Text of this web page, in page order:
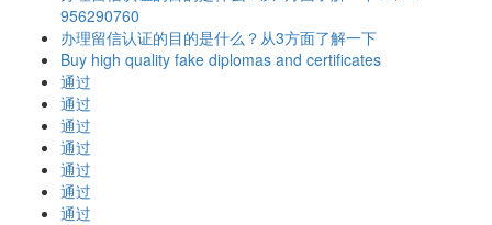
956290760
办理留信认证的目的是什么？从3方面了解一下
Buy high quality fake diplomas and certificates
通过
通过
通过
通过
通过
通过
通过